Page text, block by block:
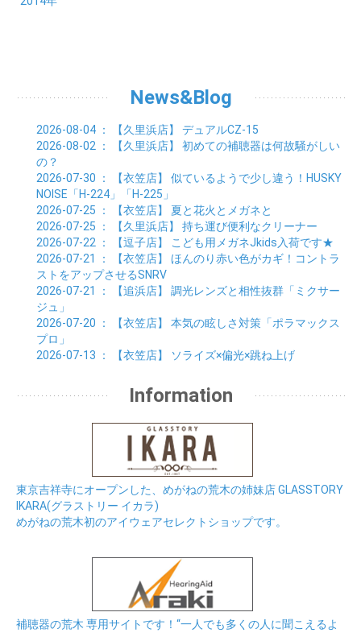
04月 (2)
05月 (6)
06月 (7)
07月 (5)
08月 (4)
01月 (7)
02月 (3)
01月 (6)
03月 (6)
02月 (9)
01月 (11)
06月 (2)
News&Blog
2026-08-04 ： 【久里浜店】 デュアルCZ-15
2026-08-02 ： 【久里浜店】 初めての補聴器は何故騒がしい
の？
2026-07-30 ： 【衣笠店】 似ているようで少し違う！HUSKY
NOISE「H-224」「H-225」
2026-07-25 ： 【衣笠店】 夏と花火とメガネと
2026-07-25 ： 【久里浜店】 持ち運び便利なクリーナー
2026-07-22 ： 【逗子店】
こども用メガネJkids入荷です★
2026-07-21
： 【衣笠店】 ほんのり赤い色がカギ！コントラ
ストをアップさせるSNRV
2026-07-21
： 【追浜店】 調光レンズと相性抜群「ミクサー
ジュ」
2026-07-20 ： 【衣笠店】 本気の眩しさ対策「ポラマックス
プロ」
2026-07-13 ： 【衣笠店】 ソライズ×偏光×跳ね上げ
Information
東京吉祥寺にオープンした、めがねの荒木の姉妹店 GLASSTORY
IKARA(グラストリー イカラ)
めがねの荒木初のアイウェアセレクトショップです。
補聴器の荒木 専用サイトです！“一人でも多くの人に聞こえるよ